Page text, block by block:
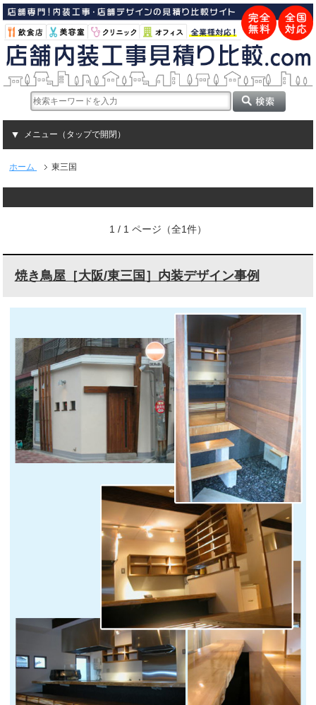
メニュー（タップで開閉）
ホーム 東三国
1 / 1 ページ（全1件）
焼き鳥屋［大阪/東三国］内装デザイン事例